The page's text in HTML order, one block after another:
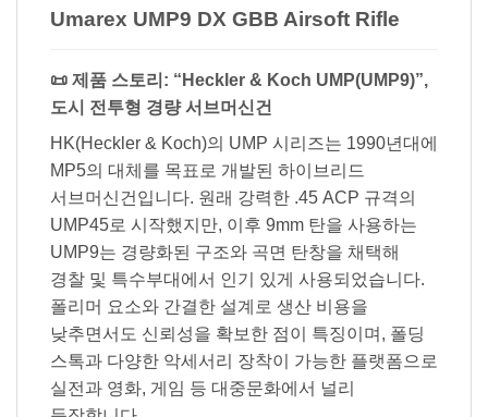
Umarex UMP9 DX GBB Airsoft Rifle
📜 제품 스토리: “Heckler & Koch UMP(UMP9)”,
도시 전투형 경량 서브머신건
HK(Heckler & Koch)의 UMP 시리즈는 1990년대에
MP5의 대체를 목표로 개발된 하이브리드
서브머신건입니다. 원래 강력한 .45 ACP 규격의
UMP45로 시작했지만, 이후 9mm 탄을 사용하는
UMP9는 경량화된 구조와 곡면 탄창을 채택해
경찰 및 특수부대에서 인기 있게 사용되었습니다.
폴리머 요소와 간결한 설계로 생산 비용을
낮추면서도 신뢰성을 확보한 점이 특징이며, 폴딩
스톡과 다양한 악세서리 장착이 가능한 플랫폼으로
실전과 영화, 게임 등 대중문화에서 널리